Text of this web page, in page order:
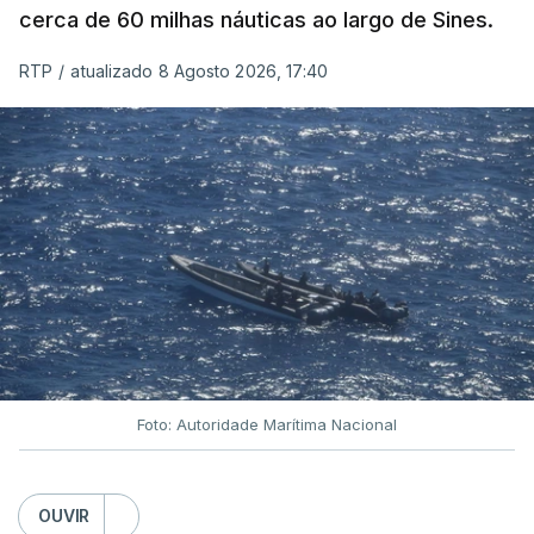
cerca de 60 milhas náuticas ao largo de Sines.
RTP / atualizado 8 Agosto 2026, 17:40
Foto: Autoridade Marítima Nacional
OUVIR